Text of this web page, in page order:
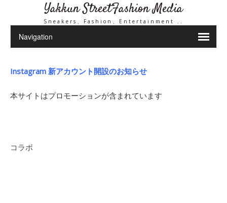
Yakkun StreetFashion Media
Sneakers、Fashion、Entertainment ..
Instagram 新アカウント開設のお知らせ
本サイトはプロモーションが含まれています
コラボ